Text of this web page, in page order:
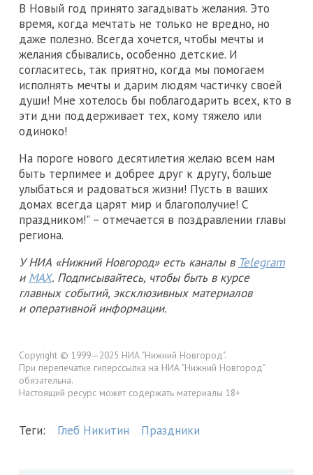
В Новый год принято загадывать желания. Это
время, когда мечтать не только не вредно, но
даже полезно. Всегда хочется, чтобы мечты и
желания сбывались, особенно детские. И
согласитесь, так приятно, когда мы помогаем
исполнять мечты и дарим людям частичку своей
души! Мне хотелось бы поблагодарить всех, кто в
эти дни поддерживает тех, кому тяжело или
одиноко!
На пороге нового десятилетия желаю всем нам
быть терпимее и добрее друг к другу, больше
улыбаться и радоваться жизни! Пусть в ваших
домах всегда царят мир и благополучие! С
праздником!" – отмечается в поздравлении главы
региона.
У НИА «Нижний Новгород» есть каналы в Telegram
и MAX. Подписывайтесь, чтобы быть в курсе
главных событий, эксклюзивных материалов
и оперативной информации.
Copyright © 1999—2025 НИА "Нижний Новгород".
При перепечатке гиперссылка на НИА "Нижний Новгород"
обязательна.
Настоящий ресурс может содержать материалы 18+
Теги: Глеб Никитин Праздники